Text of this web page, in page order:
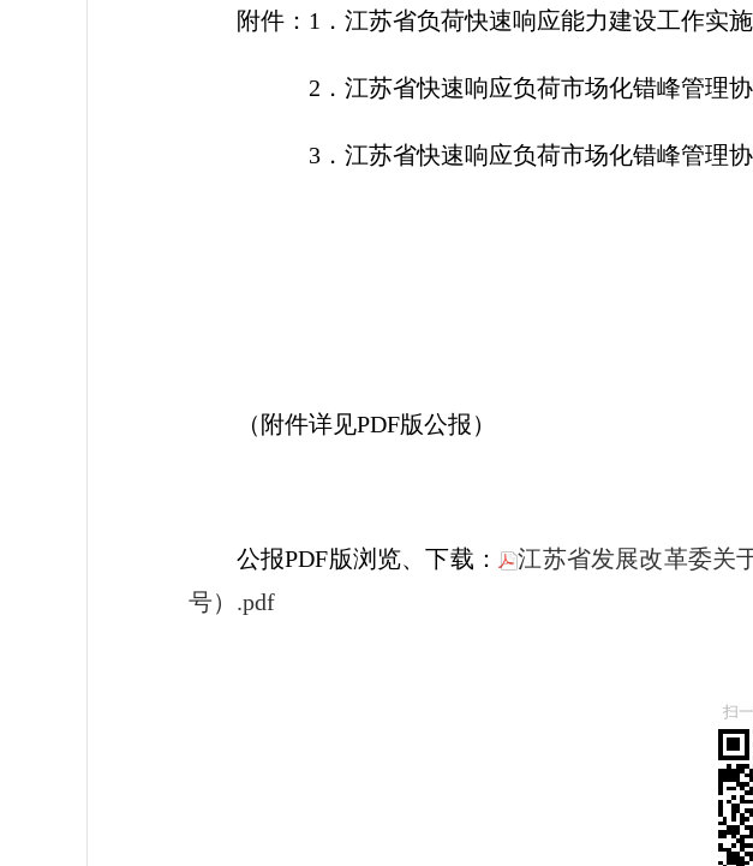
附件：1．江苏省负荷快速响应能力建设工作实
2．江苏省快速响应负荷市场化错峰管理协
3．江苏省快速响应负荷市场化错峰管理协
江苏省
2026
（附件详见PDF版公报）
公报PDF版浏览、下载：
江苏省发展改革委关
号）.pdf
扫